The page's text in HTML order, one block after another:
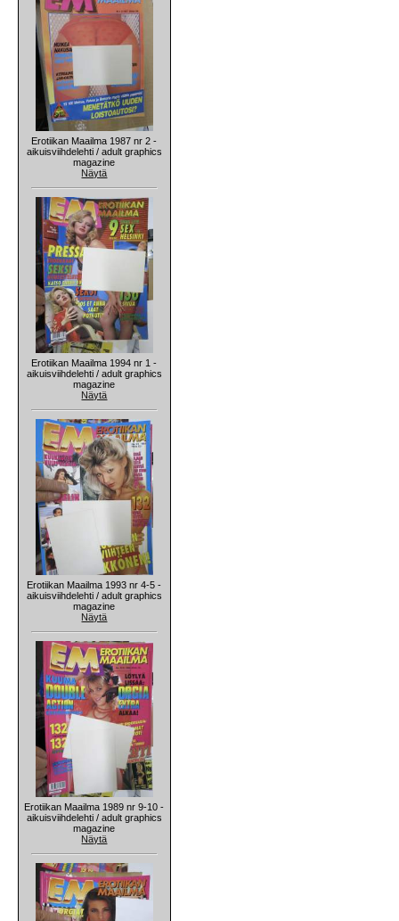
Erotiikan Maailma 1987 nr 2 -
aikuisviihdelehti / adult graphics
magazine
Näytä
Erotiikan Maailma 1994 nr 1 -
aikuisviihdelehti / adult graphics
magazine
Näytä
Erotiikan Maailma 1993 nr 4-5 -
aikuisviihdelehti / adult graphics
magazine
Näytä
Erotiikan Maailma 1989 nr 9-10 -
aikuisviihdelehti / adult graphics
magazine
Näytä